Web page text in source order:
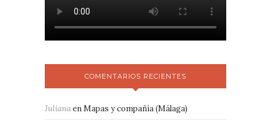
COMENTARIOS RECIENTES
JulianaenMapas y compañía (Málaga)